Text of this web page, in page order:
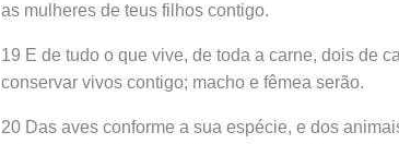
as mulheres de teus filhos contigo.
19 E de tudo o que vive, de toda a carne, dois de
conservar vivos contigo; macho e fêmea serão.
20 Das aves conforme a sua espécie, e dos